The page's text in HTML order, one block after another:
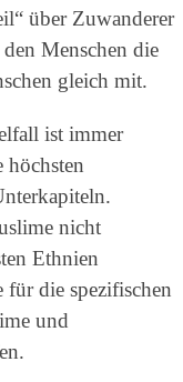
über Zuwanderer
Menschen die
gleich mit.
ist immer
höchsten
nicht
Ethnien
für die spezifischen
und